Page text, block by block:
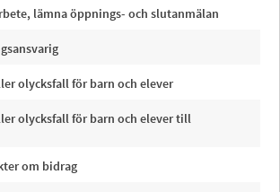
lämna öppnings- och slutanmälan
olycksfall för barn och elever
olycksfall för barn och elever till
om bidrag